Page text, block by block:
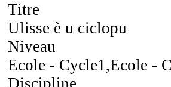
Titre
Ulisse è u ciclopu
Niveau
Ecole - Cycle1,Ecole -